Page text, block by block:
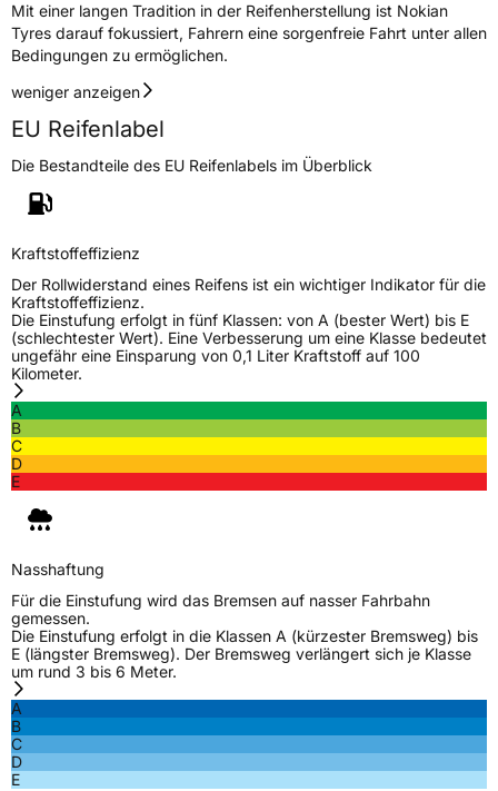
Mit einer langen Tradition in der Reifenherstellung ist Nokian
Tyres darauf fokussiert, Fahrern eine sorgenfreie Fahrt unter allen
Bedingungen zu ermöglichen.
weniger anzeigen
EU Reifenlabel
Die Bestandteile des EU Reifenlabels im Überblick
Kraftstoffeffizienz
Der Rollwiderstand eines Reifens ist ein wichtiger Indikator für die
Kraftstoffeffizienz.
Die Einstufung erfolgt in fünf Klassen: von A (bester Wert) bis E
(schlechtester Wert). Eine Verbesserung um eine Klasse bedeutet
ungefähr eine Einsparung von 0,1 Liter Kraftstoff auf 100
Kilometer.
A
B
C
D
E
Nasshaftung
Für die Einstufung wird das Bremsen auf nasser Fahrbahn
gemessen.
Die Einstufung erfolgt in die Klassen A (kürzester Bremsweg) bis
E (längster Bremsweg). Der Bremsweg verlängert sich je Klasse
um rund 3 bis 6 Meter.
A
B
C
D
E